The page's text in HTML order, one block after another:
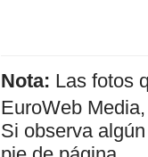
Nota: Las fotos
EuroWeb
Si observa